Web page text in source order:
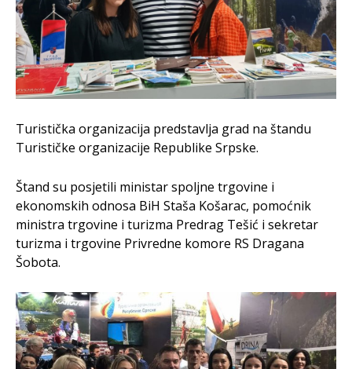
Turistička organizacija predstavlja grad na štandu
Turističke organizacije Republike Srpske.
Štand su posjetili ministar spoljne trgovine i
ekonomskih odnosa BiH Staša Košarac, pomoćnik
ministra trgovine i turizma Predrag Tešić i sekretar
turizma i trgovine Privredne komore RS Dragana
Šobota.